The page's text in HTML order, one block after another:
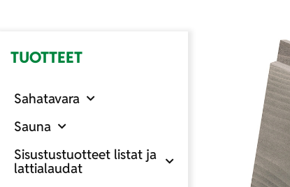
TUOTTEET
Sahatavara
Sauna
Sisustustuotteet listat ja
lattialaudat